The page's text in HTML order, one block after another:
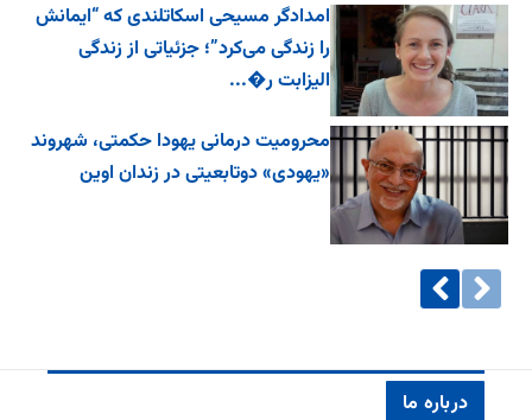
امدادگر مسیحی اسکاتلندی که “ایمانش
را زندگی می‌کرد”؛ جزئیاتی از زندگی
الیزابت ر�...
محرومیت درمانی یهودا حکمتی، شهروند
«یهودی» دوتابعیتی در زندان اوین
درباره ما